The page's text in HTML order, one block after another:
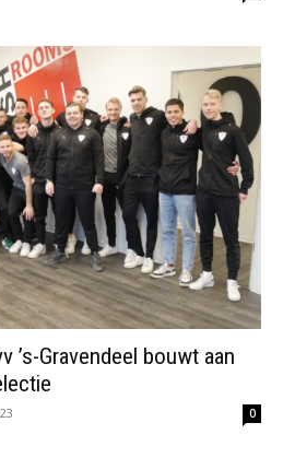
’s-Gravendeel bouwt aan
0